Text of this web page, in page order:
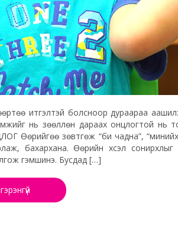
итгэлтэй болсноор дураараа
нь зөөллөн дараах онцлогтой нь
Өөрийгөө зөвтгөж “би чадна”,
бахархана. Өөрийн хүсэл
гэмшинэ. Бусдад […]